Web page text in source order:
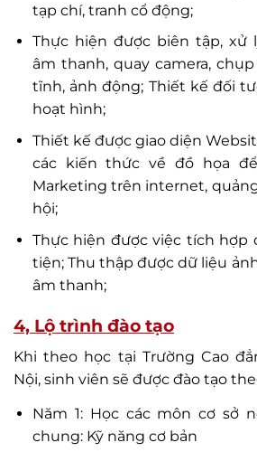
tạp chí, tranh cổ động;
Thực hiện được biên tập, xử
âm thanh, quay camera,
tĩnh, ảnh động; Thiết kế đối
hoạt hình;
Thiết kế được giao diện
các kiến thức về đồ họa
Marketing trên internet,
hội;
Thực hiện được việc tích hợp
tiện; Thu thập được dữ liệu
âm thanh;
4, Lộ trình đào tạo
Khi theo học tại Trường Cao
Nội, sinh viên sẽ được đào tạo
Năm 1: Học các môn cơ sở
chung: Kỹ năng cơ bản